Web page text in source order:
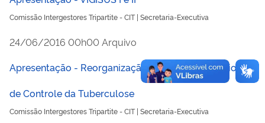
Comissão Intergestores Tripartite - CIT | Secretaria-Executiva
publicado
24/06/2016 00h00 Arquivo
Apresentação - Reorganização do Programa Nacional
de Controle da Tuberculose
Comissão Intergestores Tripartite - CIT | Secretaria-Executiva